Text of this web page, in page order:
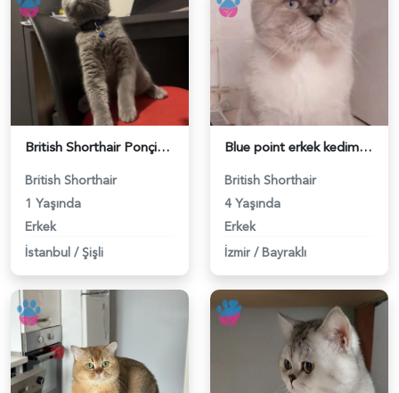
British Shorthair Ponçiğim Eş Arıyor - 118984654
British Shorthair
1 Yaşında
Erkek
İstanbul / Şişli
Blue point erkek kedimize dişi eş arıyoruz - 118984655
British Shorthair
4 Yaşında
Erkek
İzmir / Bayraklı